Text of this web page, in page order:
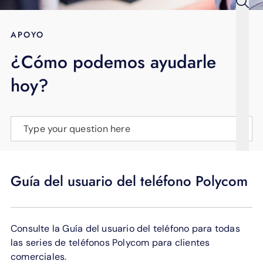
BLOG
APOYO
APOYO
¿Cómo podemos ayudarle
hoy?
Type your question here
Guía del usuario del teléfono Polycom
Consulte la Guía del usuario del teléfono para todas
las series de teléfonos Polycom para clientes
comerciales.